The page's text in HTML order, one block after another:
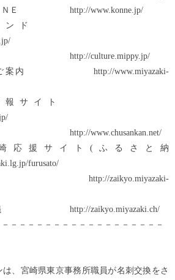
ＯＮＮＥ http://www.konne.jp/
きブランド
き http://culture.mippy.jp/
のご案内 http://www.miyazaki-
住情報サイト
ト http://www.chusankan.net/
応援サイト(ふるさと納
furusato/
会 http://zaikyo.miyazaki-
会議 http://zaikyo.miyazaki.ch/
－－－－－－－－－－－－－－－－－－
宮崎県東京事務所職員が名刺交換をさ